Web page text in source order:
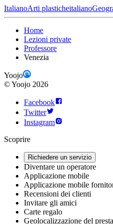
ItalianoArti plasticheitaliano
Home
Lezioni private
Professore
Venezia
Yoojo
©Yoojo 2026
Facebook
Twitter
Instagram
Scoprire
Richiedere un servizio
Diventare un operatore
Applicazione mobile
Applicazione mobile
Recensioni dei clienti
Invitare gli amici
Carte regalo
Geolocalizzazione del